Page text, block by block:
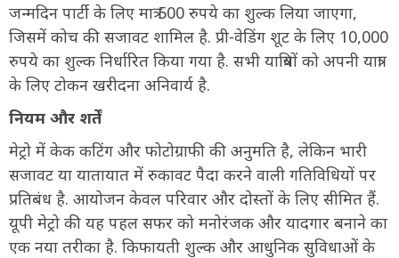
जन्मदिन पार्टी के लिए मात्र 500 रुपये का शुल्क लिया जाएगा,
जिसमें कोच की सजावट शामिल है. प्री-वेडिंग शूट के लिए 10,000
रुपये का शुल्क निर्धारित किया गया है. सभी यात्रियों को अपनी यात्रा
के लिए टोकन खरीदना अनिवार्य है.
नियम और शर्तें
मेट्रो में केक कटिंग और फोटोग्राफी की अनुमति है, लेकिन भारी
सजावट या यातायात में रुकावट पैदा करने वाली गतिविधियों पर
प्रतिबंध है. आयोजन केवल परिवार और दोस्तों के लिए सीमित हैं.
यूपी मेट्रो की यह पहल सफर को मनोरंजक और यादगार बनाने का
एक नया तरीका है. किफायती शुल्क और आधुनिक सुविधाओं के